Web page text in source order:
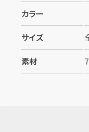
カラー
サイズ
素材